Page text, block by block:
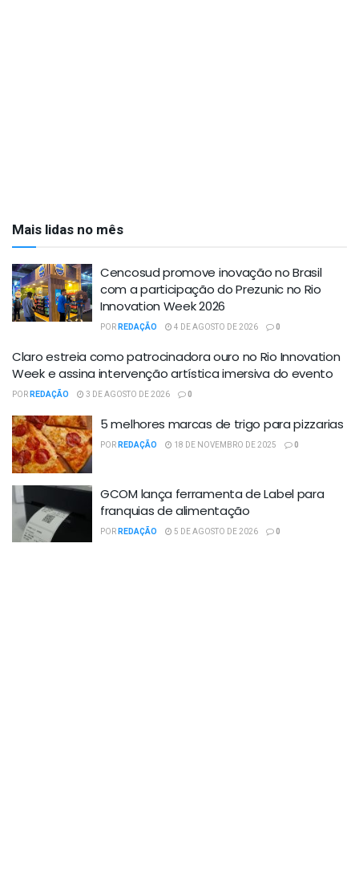
Mais lidas no mês
Cencosud promove inovação no Brasil
com a participação do Prezunic no Rio
Innovation Week 2026
PORREDAÇÃO 4 DE AGOSTO DE 2026 0
Claro estreia como patrocinadora ouro no Rio Innovation
Week e assina intervenção artística imersiva do evento
PORREDAÇÃO 3 DE AGOSTO DE 2026 0
5 melhores marcas de trigo para pizzarias
PORREDAÇÃO 18 DE NOVEMBRO DE 2025 0
GCOM lança ferramenta de Label para
franquias de alimentação
PORREDAÇÃO 5 DE AGOSTO DE 2026 0